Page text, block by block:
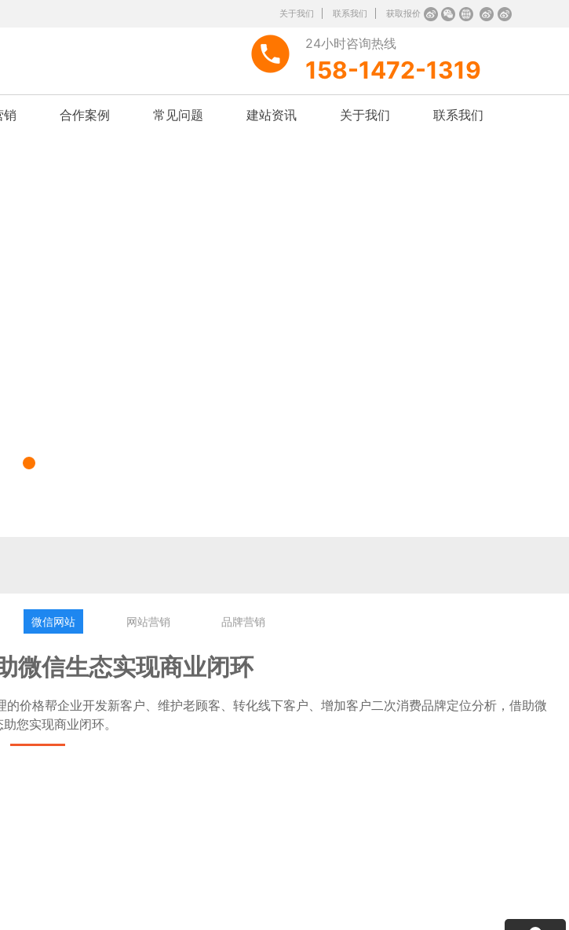
关于我们 联系我们 获取报价
24小时咨询热线
158-1472-1319
销 合作案例 常见问题 建站资讯 关于我们 联系我们
微信网站 网站营销 品牌营销
微信生态实现商业闭环
价格帮企业开发新客户、维护老顾客、转化线下客户、增加客户二次消费品牌定位分析，借助微
您实现商业闭环。